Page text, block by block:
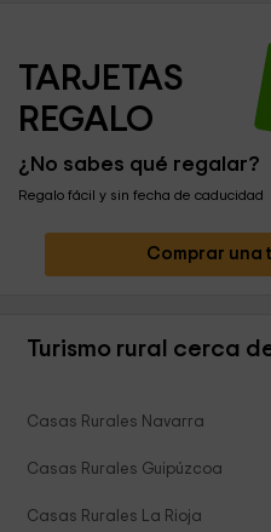
TARJETAS
REGALO
¿No sabes qué regalar?
Regalo fácil y sin fecha de caducidad
Comprar una
Turismo rural cerca
Casas Rurales Navarra
Casas Rurales Guipúzcoa
Casas Rurales La Rioja